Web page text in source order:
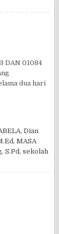
DAN 01084
dua hari
, Dian
, MASA
, S.Pd, sekolah